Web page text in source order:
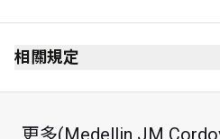
相關規定
最長逗留時間：4 小時
每位持卡者最多可攜同
更多(Medellin JM